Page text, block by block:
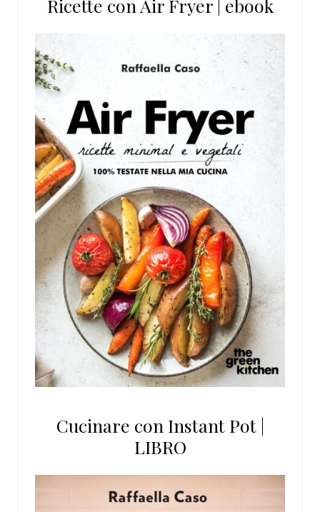
Ricette con Air Fryer | ebook
Cucinare con Instant Pot |
LIBRO